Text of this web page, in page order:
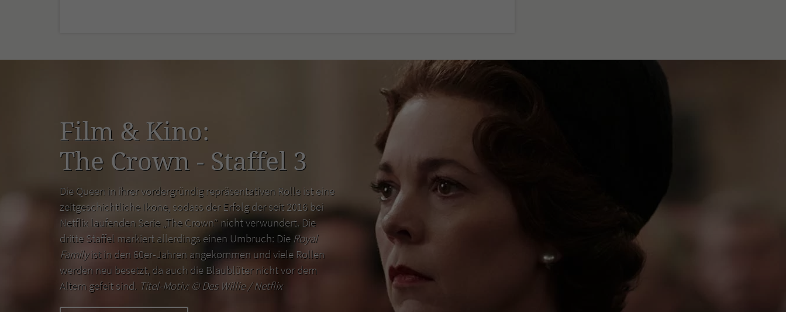
Film & Kino:
The Crown - Staffel 3
Die Queen in ihrer vordergründig repräsentativen Rolle ist eine
zeitgeschichtliche Ikone, sodass der Erfolg der seit 2016 bei
Netflix laufenden Serie „The Crown“ nicht verwundert. Die
dritte Staffel markiert allerdings einen Umbruch: Die Royal
Familyist in den 60er-Jahren angekommen und viele Rollen
werden neu besetzt, da auch die Blaublüter nicht vor dem
Altern gefeit sind. Titel-Motiv: ©Des Willie / Netflix